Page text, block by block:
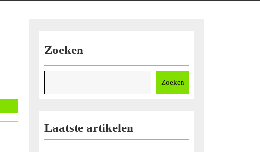
Zoeken
Zoeken
Laatste artikelen